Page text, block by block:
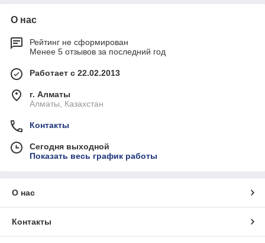
О нас
Рейтинг не сформирован
Менее 5 отзывов за последний год
Работает с 22.02.2013
г. Алматы
Алматы, Казахстан
Контакты
Сегодня выходной
Показать весь график работы
О нас
Контакты